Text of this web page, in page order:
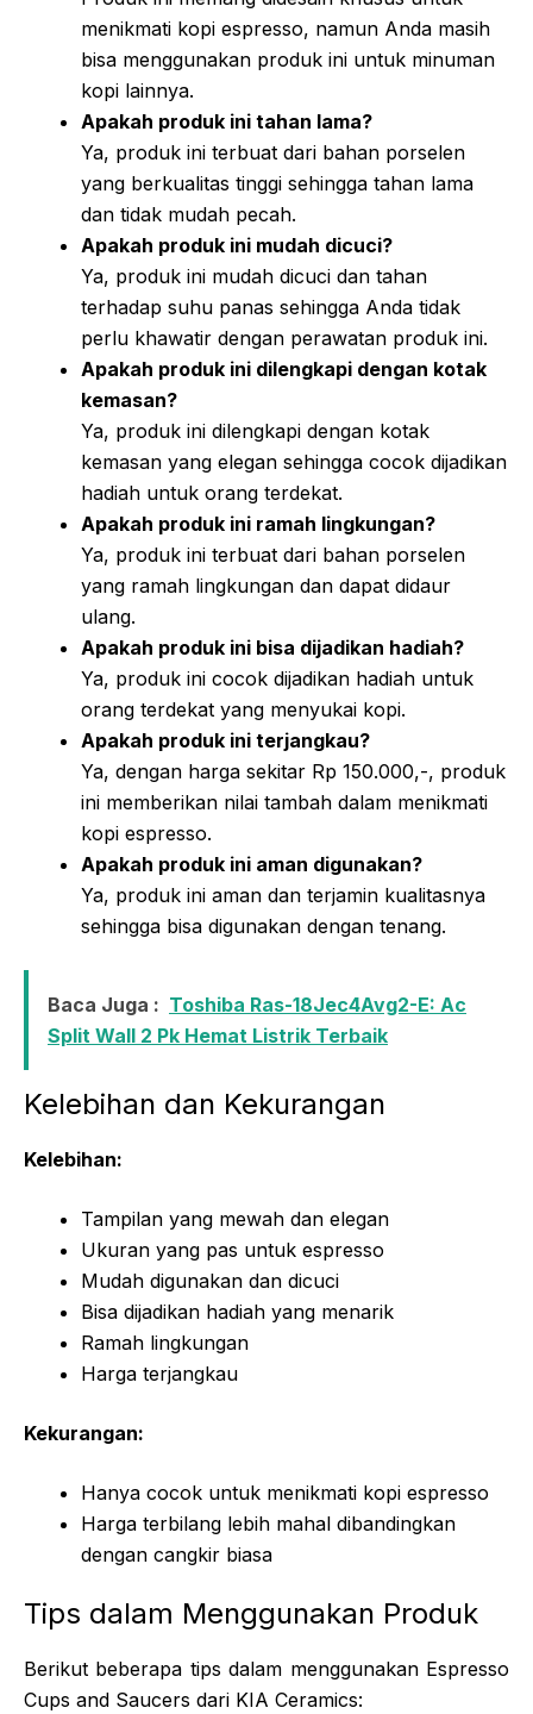
menikmati kopi espresso, namun Anda masih
bisa menggunakan produk ini untuk minuman
kopi lainnya.
Apakah produk ini tahan lama?
Ya, produk ini terbuat dari bahan porselen
yang berkualitas tinggi sehingga tahan lama
dan tidak mudah pecah.
Apakah produk ini mudah dicuci?
Ya, produk ini mudah dicuci dan tahan
terhadap suhu panas sehingga Anda tidak
perlu khawatir dengan perawatan produk ini.
Apakah produk ini dilengkapi dengan kotak
kemasan?
Ya, produk ini dilengkapi dengan kotak
kemasan yang elegan sehingga cocok dijadikan
hadiah untuk orang terdekat.
Apakah produk ini ramah lingkungan?
Ya, produk ini terbuat dari bahan porselen
yang ramah lingkungan dan dapat didaur
ulang.
Apakah produk ini bisa dijadikan hadiah?
Ya, produk ini cocok dijadikan hadiah untuk
orang terdekat yang menyukai kopi.
Apakah produk ini terjangkau?
Ya, dengan harga sekitar Rp 150.000,-, produk
ini memberikan nilai tambah dalam menikmati
kopi espresso.
Apakah produk ini aman digunakan?
Ya, produk ini aman dan terjamin kualitasnya
sehingga bisa digunakan dengan tenang.
Baca Juga : Toshiba Ras-18Jec4Avg2-E: Ac
Split Wall 2 Pk Hemat Listrik Terbaik
Kelebihan dan Kekurangan
Kelebihan:
Tampilan yang mewah dan elegan
Ukuran yang pas untuk espresso
Mudah digunakan dan dicuci
Bisa dijadikan hadiah yang menarik
Ramah lingkungan
Harga terjangkau
Kekurangan:
Hanya cocok untuk menikmati kopi espresso
Harga terbilang lebih mahal dibandingkan
dengan cangkir biasa
Tips dalam Menggunakan Produk
Berikut beberapa tips dalam menggunakan Espresso
Cups and Saucers dari KIA Ceramics: